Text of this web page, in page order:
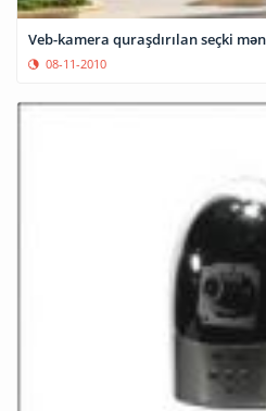
Veb-kamera quraşdırılan seçki
08-11-2010